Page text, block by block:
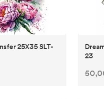
25X35 SLT-
23
BOYA
BOYA